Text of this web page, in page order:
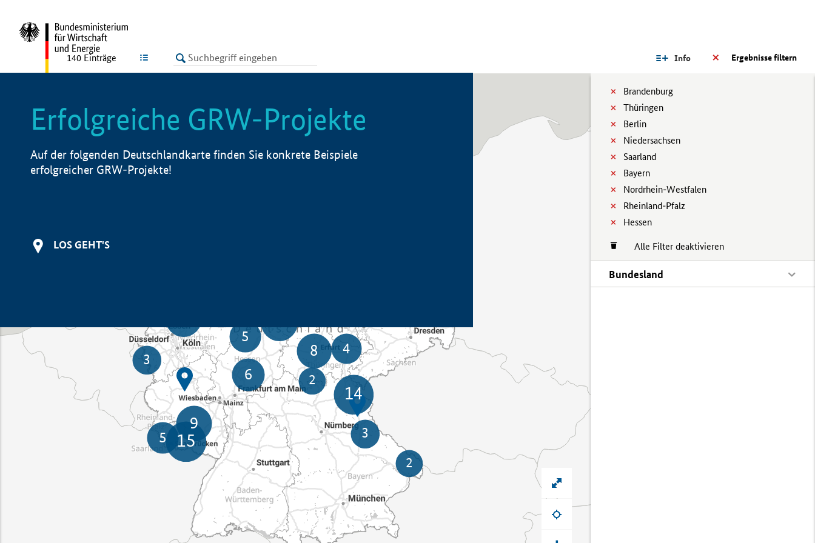
LISTE Ergebnisse filtern
Info
Brandenburg
Thüringen
Berlin
Niedersachsen
Saarland
Bayern
Nordrhein-Westfalen
Rheinland-Pfalz
Hessen
Alle Filter deaktivieren
Bundesland
140 Einträge
Erfolgreiche GRW-Projekte
Auf der folgenden Deutschlandkarte finden Sie konkrete Beispiele
erfolgreicher GRW-Projekte!
LOS GEHT'S